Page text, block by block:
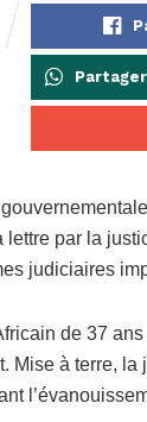
lettre par la
judiciaires
de 37
Mise à terre,